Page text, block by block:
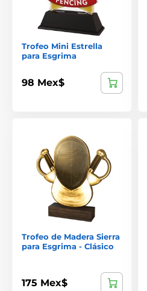
Trofeo Mini Estrella
para Esgrima
98 Mex$
Trofeo de Madera Sierra
para Esgrima - Clásico
175 Mex$